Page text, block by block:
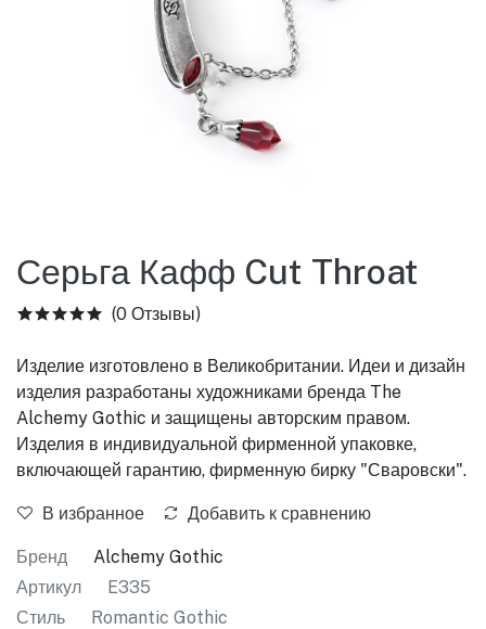
Серьга Кафф Cut Throat
(0 Отзывы)
Изделие изготовлено в Великобритании. Идеи и дизайн
изделия разработаны художниками бренда The
Alchemy Gothic и защищены авторским правом.
Изделия в индивидуальной фирменной упаковке,
включающей гарантию, фирменную бирку "Сваровски".
В избранное Добавить к сравнению
Бренд
Alchemy Gothic
Артикул
E335
Стиль
Romantic Gothic